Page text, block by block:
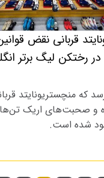
قربانی نقض
رختکن لیگ برتر
که منچستریونایتد
و صحبت‌های اریک
شده است.